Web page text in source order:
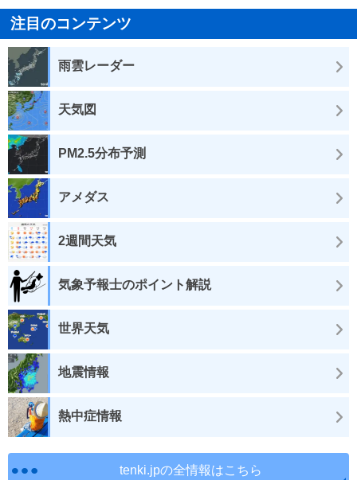
注目のコンテンツ
雨雲レーダー
天気図
PM2.5分布予測
アメダス
2週間天気
気象予報士のポイント解説
世界天気
地震情報
熱中症情報
tenki.jpの全情報はこちら